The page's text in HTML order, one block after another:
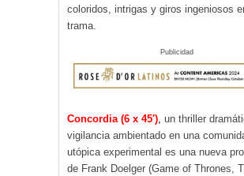
coloridos, intrigas y giros ingeniosos
trama.
Publicidad
Concordia (6 x 45′), un thriller
vigilancia ambientado en una
utópica experimental es una nueva
de Frank Doelger (Game of Thrones,